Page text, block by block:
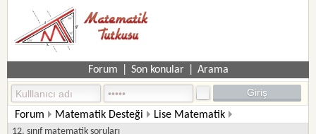
Forum Son konular Arama
Forum Matematik Desteği Lise Matematik
12. sınıf matematik soruları